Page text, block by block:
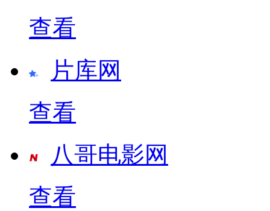
查看
片库网
查看
八哥电影网
查看